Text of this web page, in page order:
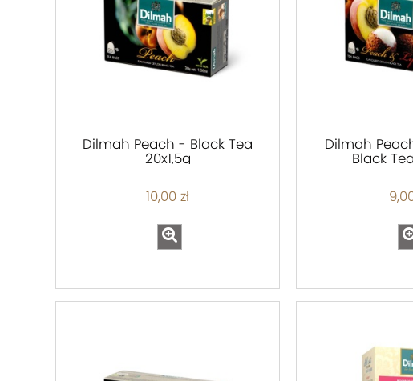
Dilmah Peach - Black Tea
20x1,5g
10,00 zł
Dilmah
Black